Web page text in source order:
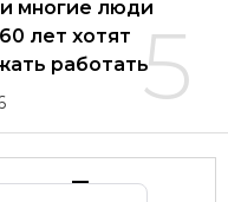
5
многие люди
лет хотят
работать
теме